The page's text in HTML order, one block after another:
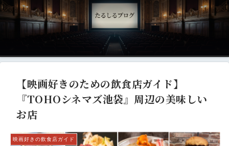
【映画好きのための飲食店ガイド】
『TOHOシネマズ池袋』周辺の美味しい
お店
映画好きの飲食店ガイド